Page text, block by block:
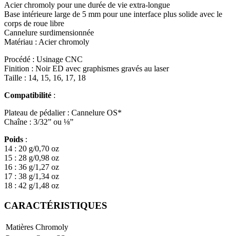
Acier chromoly pour une durée de vie extra-longue
Base intérieure large de 5 mm pour une interface plus solide avec le
corps de roue libre
Cannelure surdimensionnée
Matériau : Acier chromoly
Procédé : Usinage CNC
Finition : Noir ED avec graphismes gravés au laser
Taille : 14, 15, 16, 17, 18
Compatibilité :
Plateau de pédalier : Cannelure OS*
Chaîne : 3/32” ou ⅛”
Poids :
14 : 20 g/0,70 oz
15 : 28 g/0,98 oz
16 : 36 g/1,27 oz
17 : 38 g/1,34 oz
18 : 42 g/1,48 oz
CARACTÉRISTIQUES
Matières Chromoly